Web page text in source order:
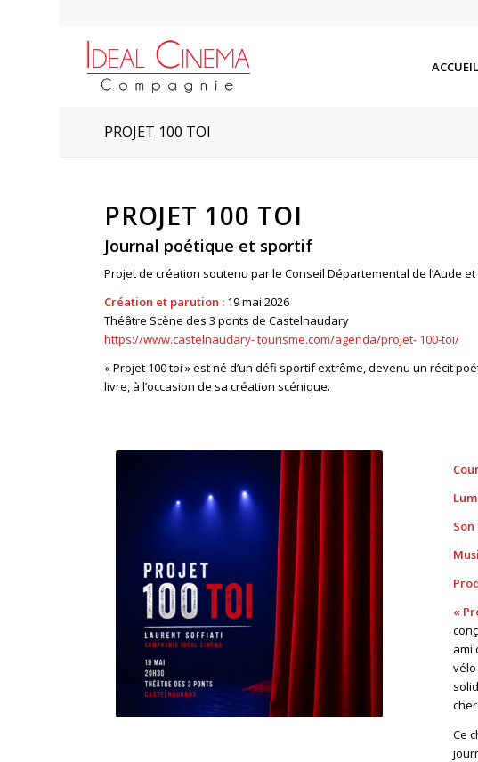
ACCUEIL
PROJET 100 TOI
PROJET 100 TOI
Journal poétique et sportif
Projet de création soutenu par le Conseil Départemental de l’Aude
Création et parution : 19 mai 2026
Théâtre Scène des 3 ponts de Castelnaudary
https://www.castelnaudary-tourisme.com/agenda/projet- 100-toi/
« Projet 100 toi » est né d’un défi sportif extrême, devenu un récit
livre, à l’occasion de sa création scénique.
Son
«
ami
Ce